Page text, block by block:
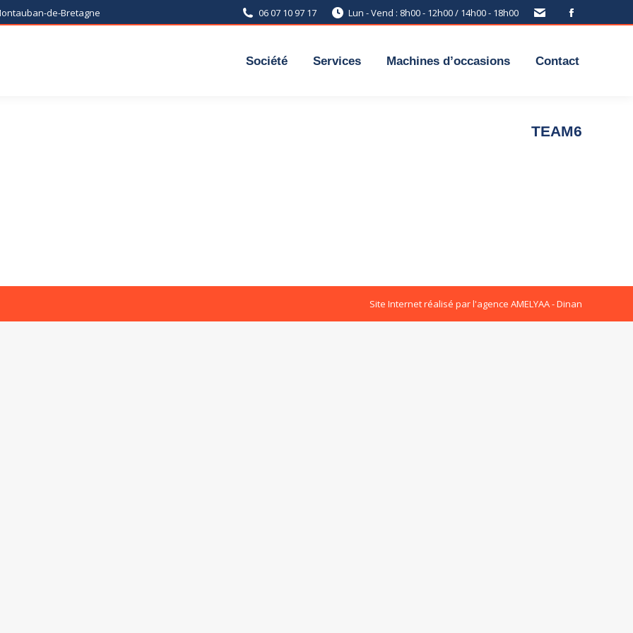
de-Bretagne 06 07 10 97 17 Lun - Vend : 8h00 - 12h00 / 14h00 - 18h00
Société Services Machines d’occasions Contact
TEAM6
Site Internet réalisé par l'agence AMELYAA - Dinan